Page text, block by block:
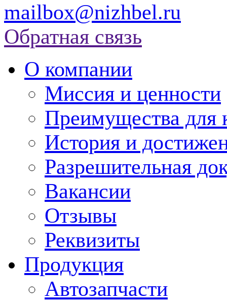
mailbox@nizhbel.ru
Обратная связь
О компании
Миссия и ценности
Преимущества для
История и
Разрешительная
Вакансии
Отзывы
Реквизиты
Продукция
Автозапчасти